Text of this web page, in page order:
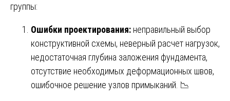
группы:
Ошибки проектирования: неправильный выбор
конструктивной схемы, неверный расчет нагрузок,
недостаточная глубина заложения фундамента,
отсутствие необходимых деформационных швов,
ошибочное решение узлов примыканий. 📉